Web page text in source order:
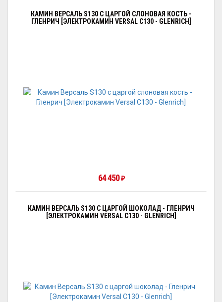
КАМИН ВЕРСАЛЬ S130 С ЦАРГОЙ СЛОНОВАЯ КОСТЬ -
ГЛЕНРИЧ [ЭЛЕКТРОКАМИН VERSAL С130 - GLENRICH]
64 450 ₽
КАМИН ВЕРСАЛЬ S130 С ЦАРГОЙ ШОКОЛАД - ГЛЕНРИЧ
[ЭЛЕКТРОКАМИН VERSAL С130 - GLENRICH]